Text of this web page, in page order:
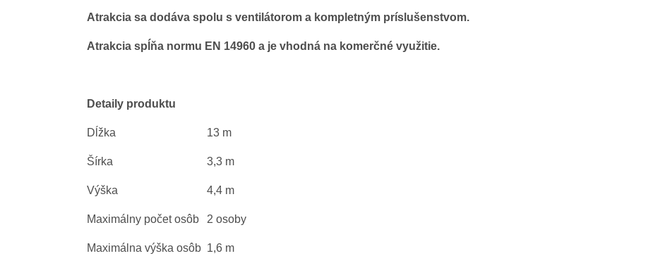
Atrakcia sa dodáva spolu s ventilátorom a kompletným príslušenstvom.
Atrakcia spĺňa normu EN 14960 a je vhodná na komerčné využitie.
Detaily produktu
Dĺžka 13 m
Šírka 3,3 m
Výška 4,4 m
Maximálny počet osôb 2 osoby
Maximálna výška osôb 1,6 m